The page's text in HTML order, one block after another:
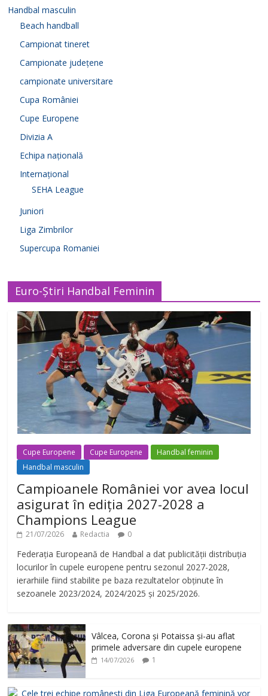
Handbal masculin
Beach handball
Campionat tineret
Campionate județene
campionate universitare
Cupa României
Cupe Europene
Divizia A
Echipa națională
Internațional
SEHA League
Juniori
Liga Zimbrilor
Supercupa Romaniei
Euro-Știri Handbal Feminin
Cupe Europene Cupe Europene
Handbal feminin
Handbal masculin
Campioanele României vor avea locul
asigurat în ediția 2027-2028 a
Champions League
21/07/2026 Redactia 0
Federația Europeană de Handbal a dat publicității distribuția
locurilor în cupele europene pentru sezonul 2027-2028,
ierarhiile fiind stabilite pe baza rezultatelor obținute în
sezoanele 2023/2024, 2024/2025 și 2025/2026.
Vâlcea, Corona și Potaissa și-au aflat
primele adversare din cupele europene
14/07/2026 1